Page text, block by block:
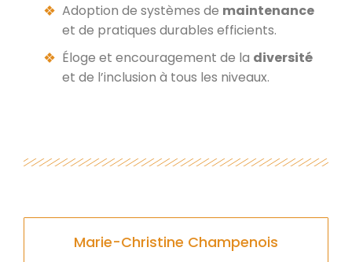
Adoption de systèmes de maintenance
et de pratiques durables efficients.
Éloge et encouragement de la diversité
et de l’inclusion à tous les niveaux.
Marie-Christine Champenois